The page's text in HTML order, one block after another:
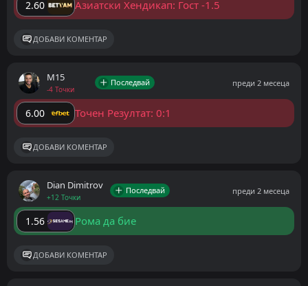
2.60 Азиатски Хендикап: Гост -1.5
ДОБАВИ КОМЕНТАР
M15
-4 Точки
Последвай преди 2 месеца
6.00 Точен Резултат: 0:1
ДОБАВИ КОМЕНТАР
Dian Dimitrov
+12 Точки
Последвай преди 2 месеца
1.56 Рома да бие
ДОБАВИ КОМЕНТАР